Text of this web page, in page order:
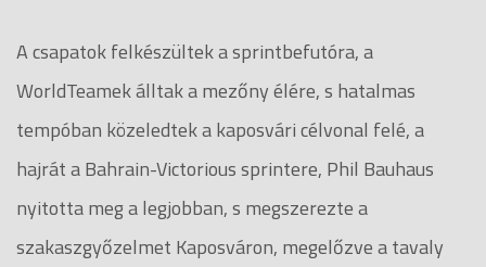
A csapatok felkészültek a sprintbefutóra, a
WorldTeamek álltak a mezőny élére, s hatalmas
tempóban közeledtek a kaposvári célvonal felé, a
hajrát a Bahrain-Victorious sprintere, Phil Bauhaus
nyitotta meg a legjobban, s megszerezte a
szakaszgyőzelmet Kaposváron, megelőzve a tavaly